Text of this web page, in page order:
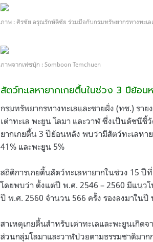
ภาพ : ศิรชัย อรุณรักษ์ติชัย ร่วมมือกับกรมทรัพยากรทางทะเล
ภาพจากเฟซบุ้ก : Somboon Temchuen
สัตว์ทะเลหายากเกยตื้นในช่วง 3 ปีย้อน
กรมทรัพยากรทางทะเลและชายฝั่ง (ทช.) รา
เต่าทะเล พะยูน โลมา และวาฬ ซึ่งเป็นดัชนี
ยากเกยตื้น 3 ปีย้อนหลัง พบว่ามีสัตว์ทะเลหา
41% และพะยูน 5%
สถิติการเกยตื้นสัตว์ทะเลหายากในช่วง 15
โดยพบว่า ตั้งแต่ปี พ.ศ. 2546 – 2560 มีแนว
ปี พ.ศ. 2560 จำนวน 566 ครั้ง รองลงมาในปี
สาเหตุเกยตื้นสำหรับเต่าทะเลและพะยูนเกิด
ส่วนกลุ่มโลมาและวาฬป่วยตามธรรมชาติมา